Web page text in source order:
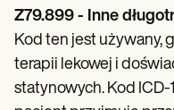
Demos
Webinars
Switch to Carepatron
Become a Partner
Pricing
Z79.899 - Inne
Kod ten jest używany,
terapii lekowej i
statynowych. Kod ICD-